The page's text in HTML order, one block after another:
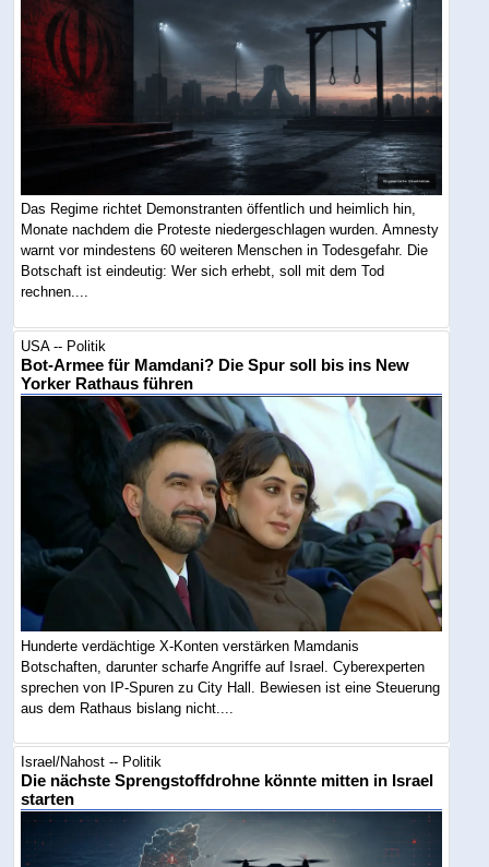
Das Regime richtet Demonstranten öffentlich und heimlich hin,
Monate nachdem die Proteste niedergeschlagen wurden. Amnesty
warnt vor mindestens 60 weiteren Menschen in Todesgefahr. Die
Botschaft ist eindeutig: Wer sich erhebt, soll mit dem Tod
rechnen....
USA -- Politik
Bot-Armee für Mamdani? Die Spur soll bis ins New
Yorker Rathaus führen
Hunderte verdächtige X-Konten verstärken Mamdanis
Botschaften, darunter scharfe Angriffe auf Israel. Cyberexperten
sprechen von IP-Spuren zu City Hall. Bewiesen ist eine Steuerung
aus dem Rathaus bislang nicht....
Israel/Nahost -- Politik
Die nächste Sprengstoffdrohne könnte mitten in Israel
starten